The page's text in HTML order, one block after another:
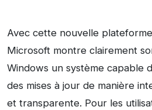
Avec cette nouvelle
Microsoft montre clairement
Windows un système capable
des mises à jour de manière
et transparente. Pour les